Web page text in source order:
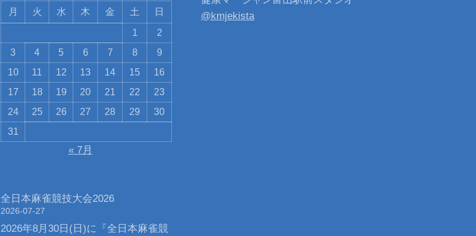
月 火 水 木 金 土 日
1
2
3
4 5 6 7 8
9
10
11 12 13 14 15
16
17
18 19 20 21 22
23
24
25 26 27 28 29
30
31
« 7月
全日本麻雀競技大会2026
2026-07-27
2026年8月30日(日)に『全日本麻雀競
@kmjekista